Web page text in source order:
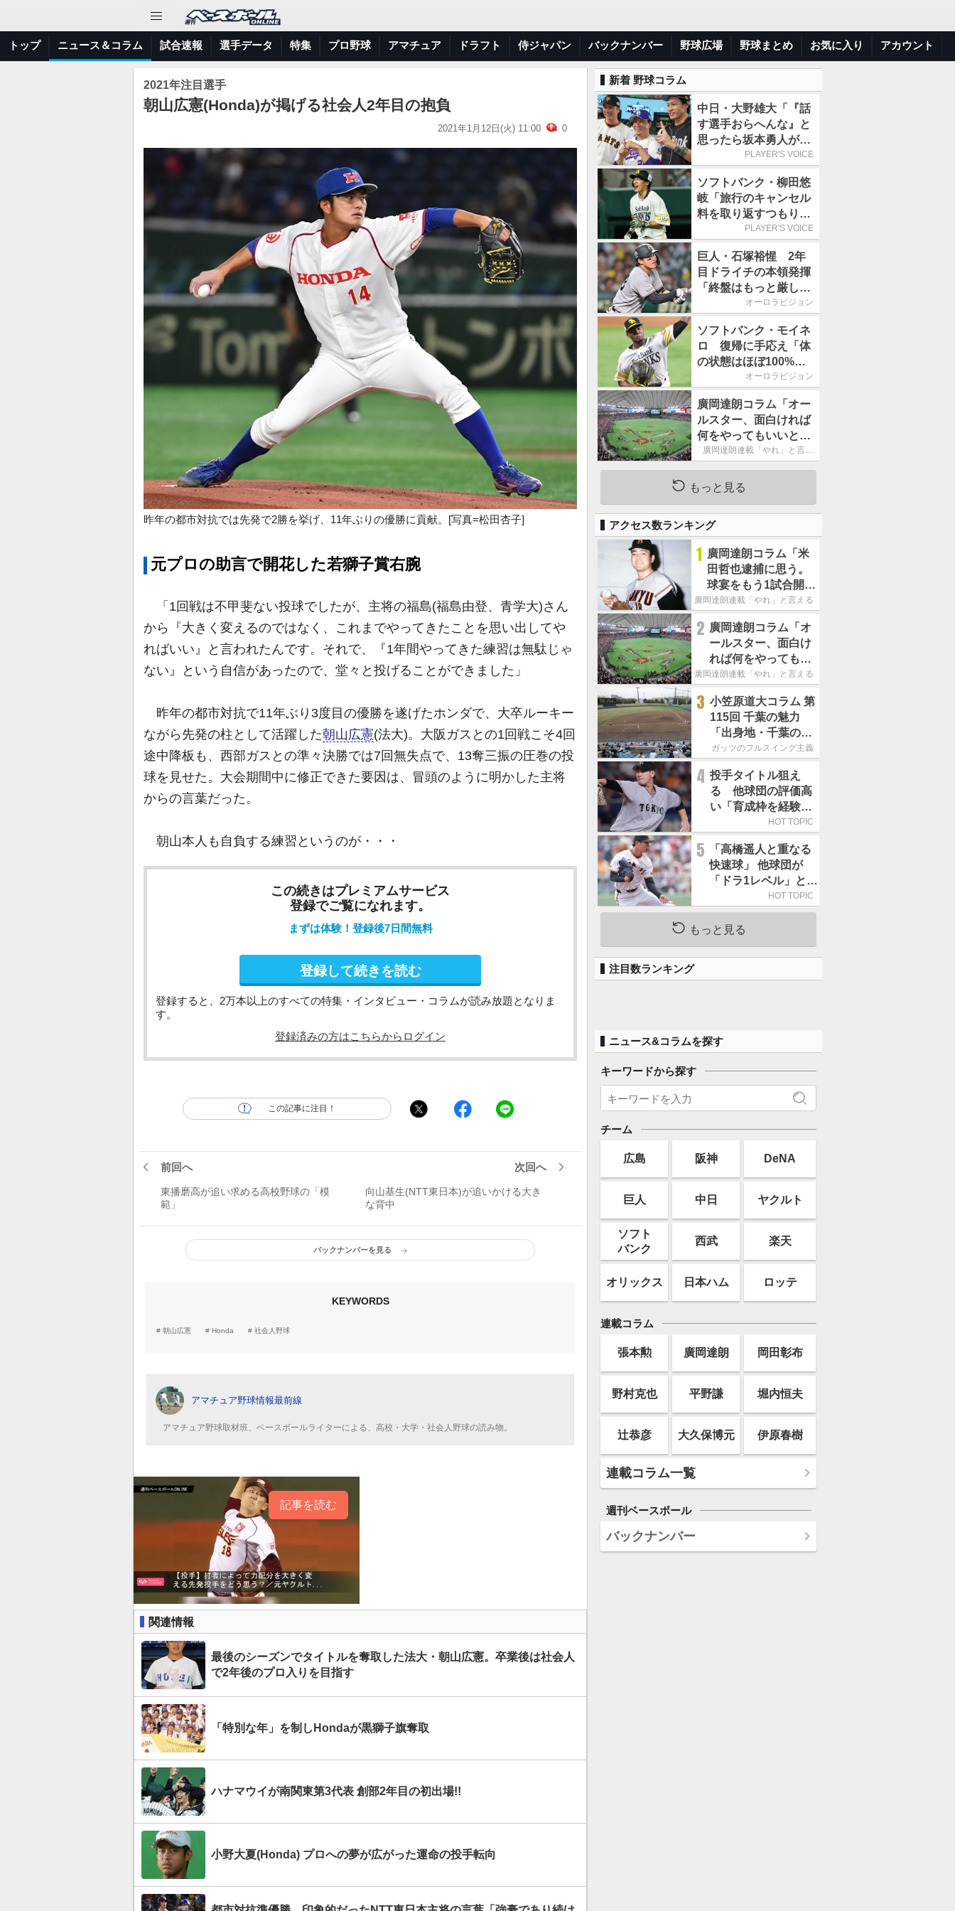
トップ ニュース＆コラム 試合速報 選手データ 特集 プロ野球 アマチュア ドラフト 侍ジャパン バックナンバー 野球広場 野球まとめ お気に入り アカウント
2021年注目選手
朝山広憲(Honda)が掲げる社会人2年目の抱負
2021年1月12日(火) 11:00 0
昨年の都市対抗では先発で2勝を挙げ、11年ぶりの優勝に貢献。[写真=松田杏子]
元プロの助言で開花した若獅子賞右腕
「1回戦は不甲斐ない投球でしたが、主将の福島(福島由登、青学大)さん
から『大きく変えるのではなく、これまでやってきたことを思い出してや
ればいい』と言われたんです。それで、『1年間やってきた練習は無駄じゃ
ない』という自信があったので、堂々と投げることができました」
昨年の都市対抗で11年ぶり3度目の優勝を遂げたホンダで、大卒ルーキー
ながら先発の柱として活躍した朝山広憲(法大)。大阪ガスとの1回戦こそ4回
途中降板も、西部ガスとの準々決勝では7回無失点で、13奪三振の圧巻の投
球を見せた。大会期間中に修正できた要因は、冒頭のように明かした主将
からの言葉だった。
朝山本人も自負する練習というのが・・・
この続きはプレミアムサービス
登録でご覧になれます。
まずは体験！登録後7日間無料
登録して続きを読む
登録すると、2万本以上のすべての特集・インタビュー・コラムが読み放題となりま
す。
登録済みの方はこちらからログイン
この記事に注目！
前回へ
東播磨高が追い求める高校野球の「模
範」
次回へ
向山基生(NTT東日本)が追いかける大き
な背中
バックナンバーを見る
KEYWORDS
朝山広憲 Honda 社会人野球
アマチュア野球情報最前線
アマチュア野球取材班、ベースボールライターによる、高校・大学・社会人野球の読み物。
記事を読む
関連情報
最後のシーズンでタイトルを奪取した法大・朝山広憲。卒業後は社会人
で2年後のプロ入りを目指す
「特別な年」を制しHondaが黒獅子旗奪取
ハナマウイが南関東第3代表 創部2年目の初出場!!
小野大夏(Honda) プロへの夢が広がった運命の投手転向
新着 野球コラム
中日・大野雄大「『話
す選手おらへんな』と
思ったら坂本勇人が来
た！」／オールスター
PLAYER'S VOICE
ソフトバンク・柳田悠
岐「旅行のキャンセル
料を取り返すつもりで
出場しました(笑)」／
PLAYER'S VOICE
巨人・石塚裕惺 2年
目ドライチの本領発揮
「終盤はもっと厳しい
戦いが続いていく。チ
に」／後半戦に息巻
く！
オーロラビジョン
ソフトバンク・モイネ
ロ 復帰に手応え「体
の状態はほぼ100%」
／後半戦に息巻く！
オーロラビジョン
廣岡達朗コラム「オー
ルスター、面白ければ
何をやってもいいとい
う発想は大間違い」
廣岡達朗連載「やれ」と言え
る信念
もっと見る
アクセス数ランキング
1 廣岡達朗コラム「米
田哲也逮捕に思う。
球宴をもう1試合開催
でOB救済を」
廣岡達朗連載「やれ」と言える信念
2 廣岡達朗コラム「オ
ールスター、面白け
れば何をやってもい
いという発想は大間
廣岡達朗連載「やれ」と言える信念
3 小笠原道大コラム 第
115回 千葉の魅力
「出身地・千葉の話
の続き。昔から野球
す」
ガッツのフルスイング主義
4 投手タイトル狙え
る 他球団の評価高
い「育成枠を経験し
た巨人の左腕」は
HOT TOPIC
5
「高橋遥人と重なる
快速球」 他球団が
「ドラ1レベル」と評
する巨人の左腕は
HOT TOPIC
もっと見る
注目数ランキング
ニュース&コラムを探す
キーワードから探す
チーム
広島 阪神 DeNA
巨人 中日 ヤクルト
ソフト
バンク
西武 楽天
オリックス 日本ハム ロッテ
連載コラム
張本勲 廣岡達朗 岡田彰布
野村克也 平野謙 堀内恒夫
辻恭彦 大久保博元 伊原春樹
連載コラム一覧
週刊ベースボール
バックナンバー